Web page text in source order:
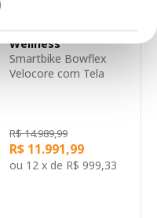
Wellness
Smartbike Bowflex
Velocore com Tela
R$ 14.989,99
R$ 11.991,99
ou 12 x de R$ 999,33